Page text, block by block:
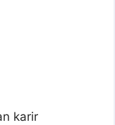
karir